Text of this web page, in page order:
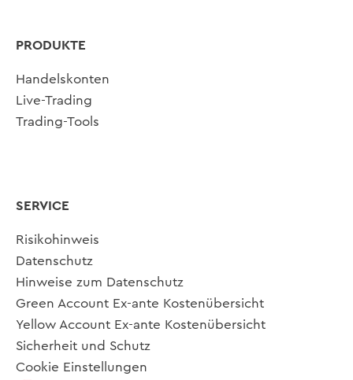
PRODUKTE
Handelskonten
Live-Trading
Trading-Tools
SERVICE
Risikohinweis
Datenschutz
Hinweise zum Datenschutz
Green Account Ex-ante Kostenübersicht
Yellow Account Ex-ante Kostenübersicht
Sicherheit und Schutz
Cookie Einstellungen